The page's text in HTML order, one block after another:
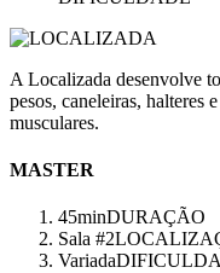
A Localizada desenvolve
pesos, caneleiras, halteres
musculares.
MASTER
45minDURAÇÃO
Sala #2
Variada